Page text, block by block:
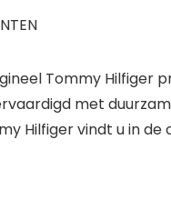
Tommy Hilfiger
met
Hilfiger vindt u in